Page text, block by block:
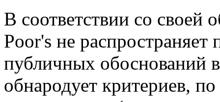
В соответствии со своей
Poor's не
публичных обоснований
обнародует критериев,